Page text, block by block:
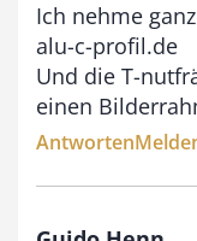
Ich nehme
alu-c-profil.de
Und die T-
einen
Antworten